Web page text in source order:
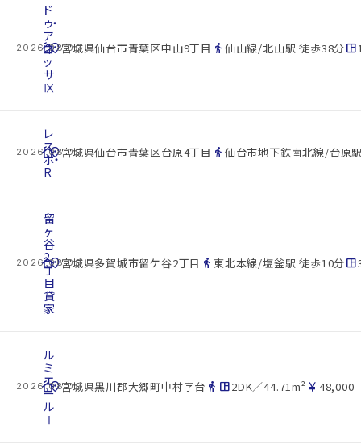
2026.08.09
cottage
ド
ゥ・
ア
ネ
ッ
サ
Ⅸ
location_on宮城県仙台市青葉区中山9丁目 directions_walk 仙山線/北山駅 徒歩38分space_dashboard
2026.08.09
cottage
レ
ス
ポ・
R
location_on宮城県仙台市青葉区台原4丁目 directions_walk 仙台市地下鉄南北線/台原
2026.08.09
cottage
留
ヶ
谷
2
丁
目
貸
家
location_on宮城県多賀城市留ケ谷2丁目 directions_walk 東北本線/塩釜駅 徒歩10分space_dashboard
2026.08.09
cottage
ル
ミ
エ
ー
ル
Ⅰ
location_on宮城県黒川郡大郷町中村字台 directions_walk space_dashboard2DK／44.71m² currency_yen 48,000-